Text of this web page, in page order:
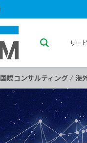
S
a
r
c
h
サー
国際コンサルティング / 海